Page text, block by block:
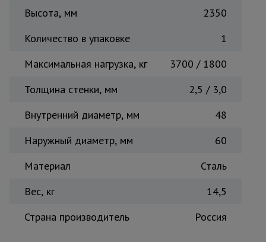
Сварочные
аппараты
Тепловые
Высота, мм
2350
Количество в упаковке
1
Максимальная нагрузка, кг
3700 / 1800
Толщина стенки, мм
2,5 / 3,0
Внутренний диаметр, мм
48
Наружный диаметр, мм
60
Материал
Сталь
Вес, кг
14,5
Страна производитель
Россия